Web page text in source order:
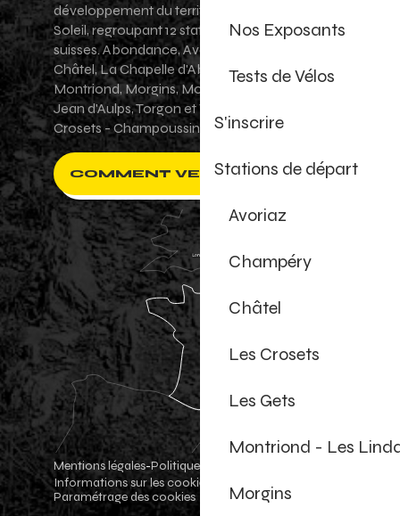
Nos Exposants
Tests de Vélos
S'inscrire
Stations de départ
Avoriaz
Champéry
Châtel
Les Crosets
Les Gets
Montriond - Les
Morgins
développement du territoire des Portes du
Soleil, regroupant 12 stations villages franco-
suisses. Abondance, Avoriaz 1800, Champéry,
Châtel, La Chapelle d'Abondance, Les Gets,
Montriond, Morgins, Morzine-Avoriaz, Saint-
Jean d'Aulps, Torgon et Val-d'Illiez - Les
Crosets - Champoussin.
COMMENT VENIR ?
Mentions légales-Politique de confidentialité
Informations sur les cookies
Paramétrage des cookies